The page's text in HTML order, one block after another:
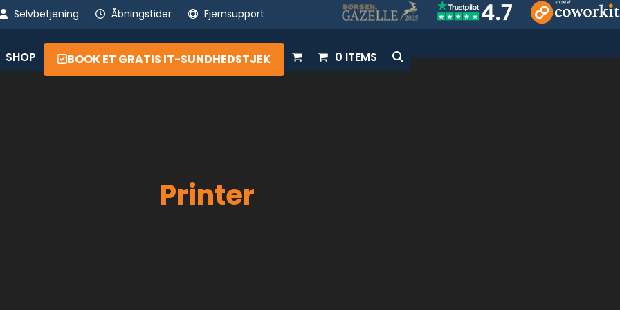
Selvbetjening Åbningstider Fjernsupport
SHOP BOOK ET GRATIS IT-SUNDHEDSTJEK 0 ITEMS
Printer